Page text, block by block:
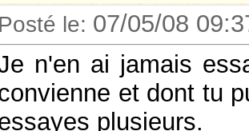
Posté le: 07/05/08
n'en ai jamais
et dont tu
plusieurs.